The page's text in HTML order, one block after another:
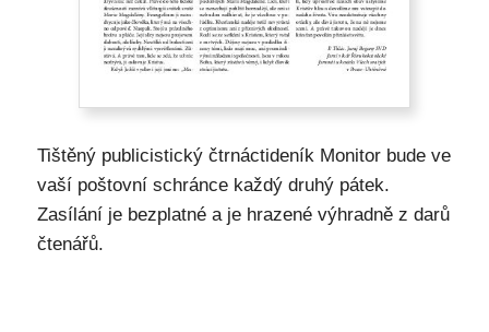
Tištěný publicistický čtrnáctideník Monitor bude ve
vaší poštovní schránce každý druhý pátek.
Zasílání je bezplatné a je hrazené výhradně z darů
čtenářů.